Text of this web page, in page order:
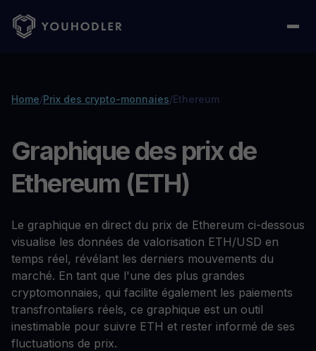
Home/Prix des crypto-monnaies/Ethereum
Graphique des prix de
Ethereum (ETH)
Le graphique en direct du prix de Ethereum ci-dessous
visualise les données de valorisation ETH/USD en
temps réel, révélant les derniers mouvements du
marché. En tant que l'une des plus grandes
cryptomonnaies, qui facilite également les paiements
transfrontaliers réels, ce graphique est un outil
inestimable pour suivre ETH et rester informé de ses
fluctuations de prix.